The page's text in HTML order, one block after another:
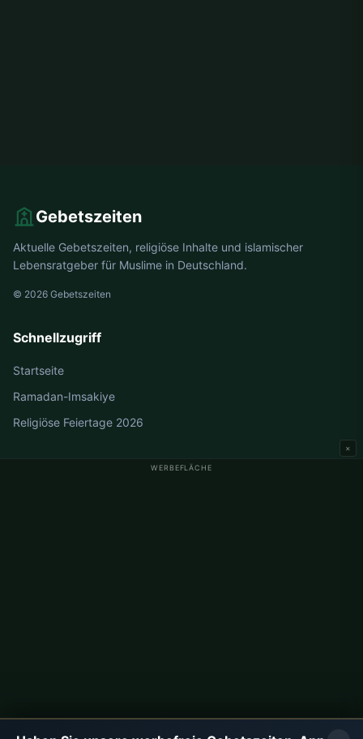
WERBEFLÄCHE
×
Gebetszeiten
Aktuelle Gebetszeiten, religiöse Inhalte und islamischer
Lebensratgeber für Muslime in Deutschland.
© 2026 Gebetszeiten
Schnellzugriff
Startseite
Ramadan-Imsakiye
Religiöse Feiertage 2026
Gebetszeiten Deutschland
Kontakt